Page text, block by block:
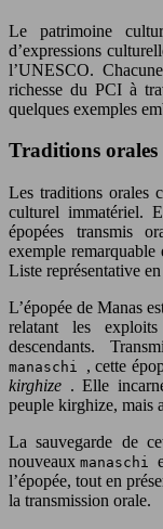
Le patrimoine
d’expressions
l’UNESCO.
richesse du PCI à
quelques exemples
Traditions orales
Les traditions orales
culturel immatériel.
épopées transmis
exemple remarquable
Liste représentative
L’épopée de Manas
relatant les
descendants.
manaschi , cette
kirghize . Elle
peuple kirghize, mais
La sauvegarde de
nouveauxmanaschi
l’épopée, tout en
la transmission orale.